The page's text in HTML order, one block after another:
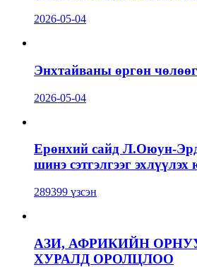
2026-05-04
Энхтайваны өргөн
2026-05-04
Ерөнхий сайд Л.Оюун-
шинэ сэтгэлгээг
289399 үзсэн
АЗИ, АФРИКИЙН
ХУРАЛД ОРОЛЦЛОО